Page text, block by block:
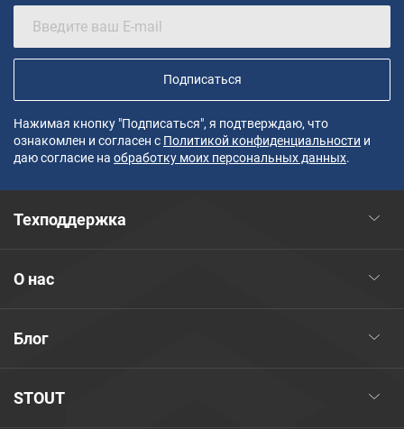
Подписаться
Нажимая кнопку "Подписаться", я подтверждаю, что
ознакомлен и согласен с Политикой конфиденциальности и
даю согласие на обработку моих персональных данных.
STOUT
Блог
О нас
Техподдержка